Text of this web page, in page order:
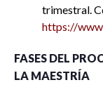
trimestral.
https://
FASES DEL
LA MAESTRÍA